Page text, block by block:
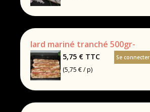
lard mariné tranché 500gr-
5,75 € TTC
(5,75 € / p)
Se connecter